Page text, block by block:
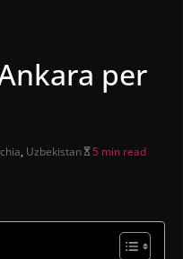
per
, Uzbekistan 5 min read